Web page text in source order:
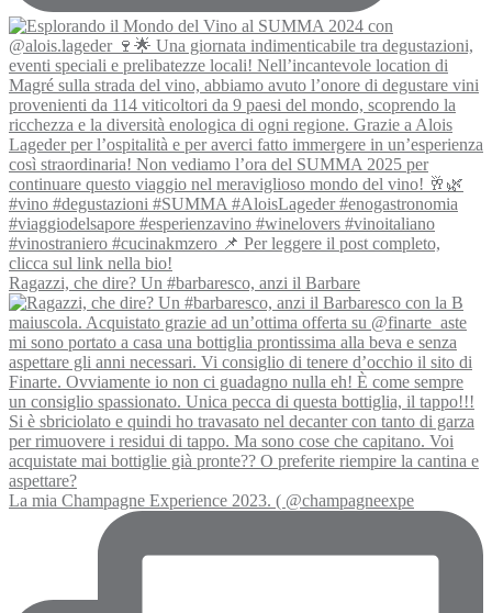
Ragazzi, che dire? Un #barbaresco, anzi il Barbare
La mia Champagne Experience 2023. ( @champagneexpe